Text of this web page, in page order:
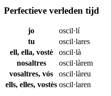
Perfectieve verleden tijd
jo
oscil·lí
tu
oscil·lares
ell, ella, vostè
oscil·là
nosaltres
oscil·làrem
vosaltres, vós
oscil·làreu
ells, elles, vostès oscil·laren